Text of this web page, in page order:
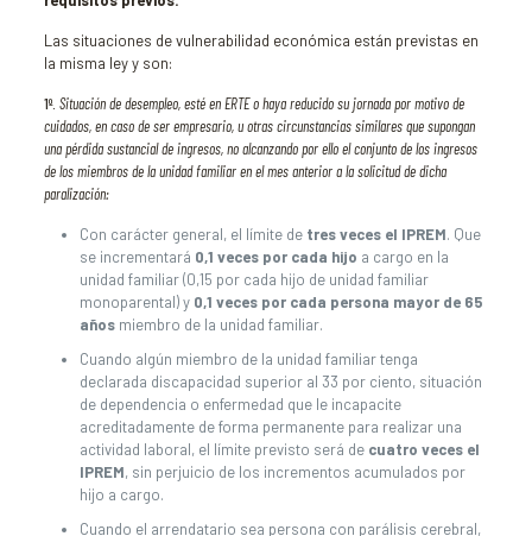
Las situaciones de vulnerabilidad económica están previstas en
la misma ley y son:
1º. Situación de desempleo, esté en ERTE o haya reducido su jornada por motivo de
cuidados, en caso de ser empresario, u otras circunstancias similares que supongan
una pérdida sustancial de ingresos, no alcanzando por ello el conjunto de los ingresos
de los miembros de la unidad familiar en el mes anterior a la solicitud de dicha
paralización:
Con carácter general, el límite de tres veces el IPREM. Que
se incrementará 0,1 veces por cada hijo a cargo en la
unidad familiar (0,15 por cada hijo de unidad familiar
monoparental) y 0,1 veces por cada persona mayor de 65
añosmiembro de la unidad familiar.
Cuando algún miembro de la unidad familiar tenga
declarada discapacidad superior al 33 por ciento, situación
de dependencia o enfermedad que le incapacite
acreditadamente de forma permanente para realizar una
actividad laboral, el límite previsto será decuatro veces el
IPREM, sin perjuicio de los incrementos acumulados por
hijo a cargo.
Cuando el arrendatario sea persona con parálisis cerebral,